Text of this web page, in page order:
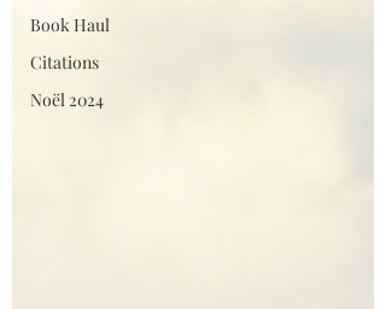
Book Haul
Citations
Noël 2024